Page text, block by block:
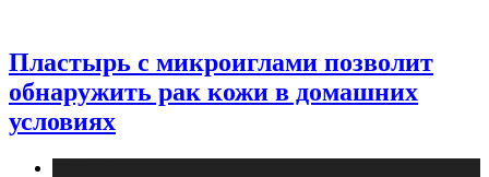
Пластырь с микроиглами позволит
обнаружить рак кожи в домашних
условиях